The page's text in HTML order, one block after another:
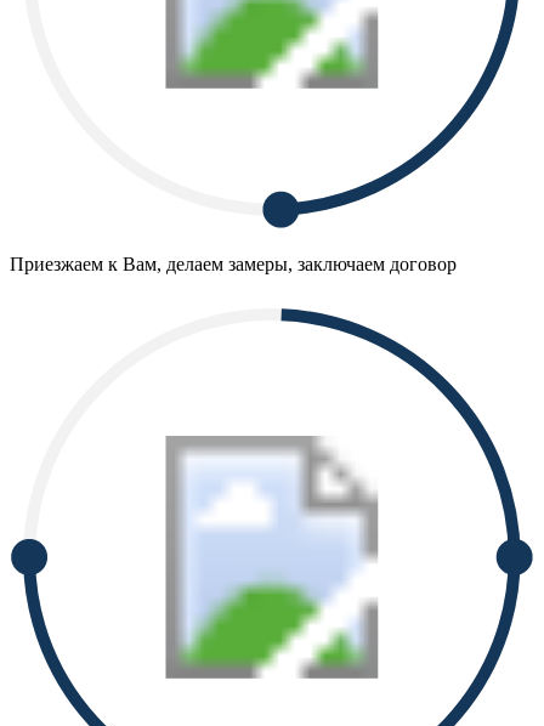
Приезжаем к Вам, делаем замеры, заключаем договор